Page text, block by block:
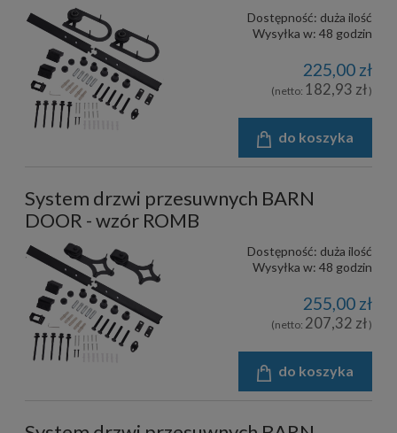
Dostępność: duża ilość
Wysyłka w: 48 godzin
225,00 zł
(netto: 182,93 zł)
do koszyka
System drzwi przesuwnych BARN
DOOR - wzór ROMB
Dostępność: duża ilość
Wysyłka w: 48 godzin
255,00 zł
(netto: 207,32 zł)
do koszyka